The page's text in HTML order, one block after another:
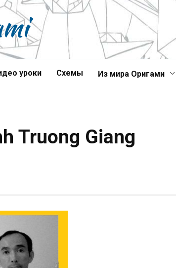
уроки Схемы Из мира Оригами
Truong Giang